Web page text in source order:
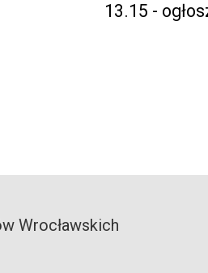
13.15 -
Wrocławskich